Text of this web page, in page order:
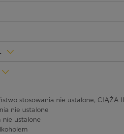
stosowania nie ustalone, CIĄŻA
nie ustalone
nie ustalone